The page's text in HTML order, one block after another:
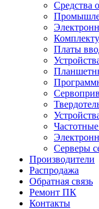
Средства
Платы
Серверы
Производители
Распродажа
Обратная связь
Ремонт ПК
Контакты